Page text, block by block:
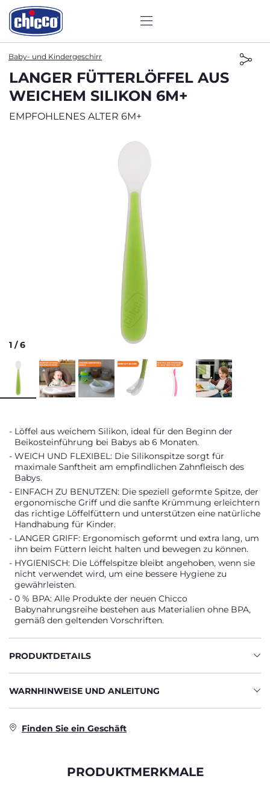
Baby- und Kindergeschirr
LANGER FÜTTERLÖFFEL AUS
WEICHEM SILIKON 6M+
EMPFOHLENES ALTER 6M+
1 /6
Löffel aus weichem Silikon, ideal für den Beginn der
Beikosteinführung bei Babys ab 6 Monaten.
WEICH UND FLEXIBEL: Die Silikonspitze sorgt für
maximale Sanftheit am empfindlichen Zahnfleisch des
Babys.
EINFACH ZU BENUTZEN: Die speziell geformte Spitze, der
ergonomische Griff und die sanfte Krümmung erleichtern
das richtige Löffelfüttern und unterstützen eine natürliche
Handhabung für Kinder.
LANGER GRIFF: Ergonomisch geformt und extra lang, um
ihn beim Füttern leicht halten und bewegen zu können.
HYGIENISCH: Die Löffelspitze bleibt angehoben, wenn sie
nicht verwendet wird, um eine bessere Hygiene zu
gewährleisten.
0 % BPA: Alle Produkte der neuen Chicco
Babynahrungsreihe bestehen aus Materialien ohne BPA,
gemäß den geltenden Vorschriften.
PRODUKTDETAILS
WARNHINWEISE UND ANLEITUNG
Finden Sie ein Geschäft
PRODUKTMERKMALE